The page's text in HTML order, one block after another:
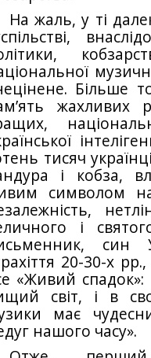
На жаль, у ті
Більше
жахливих
тисяч
і кобза,
символом
і
син
20-30-х
«Живий спадок»:
світ, і в
має
нашого часу».